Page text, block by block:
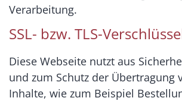
Verarbeitung.
SSL- bzw. TLS-
Diese Webseite nutzt aus
und zum Schutz der Übertragung
Inhalte, wie zum Beispiel